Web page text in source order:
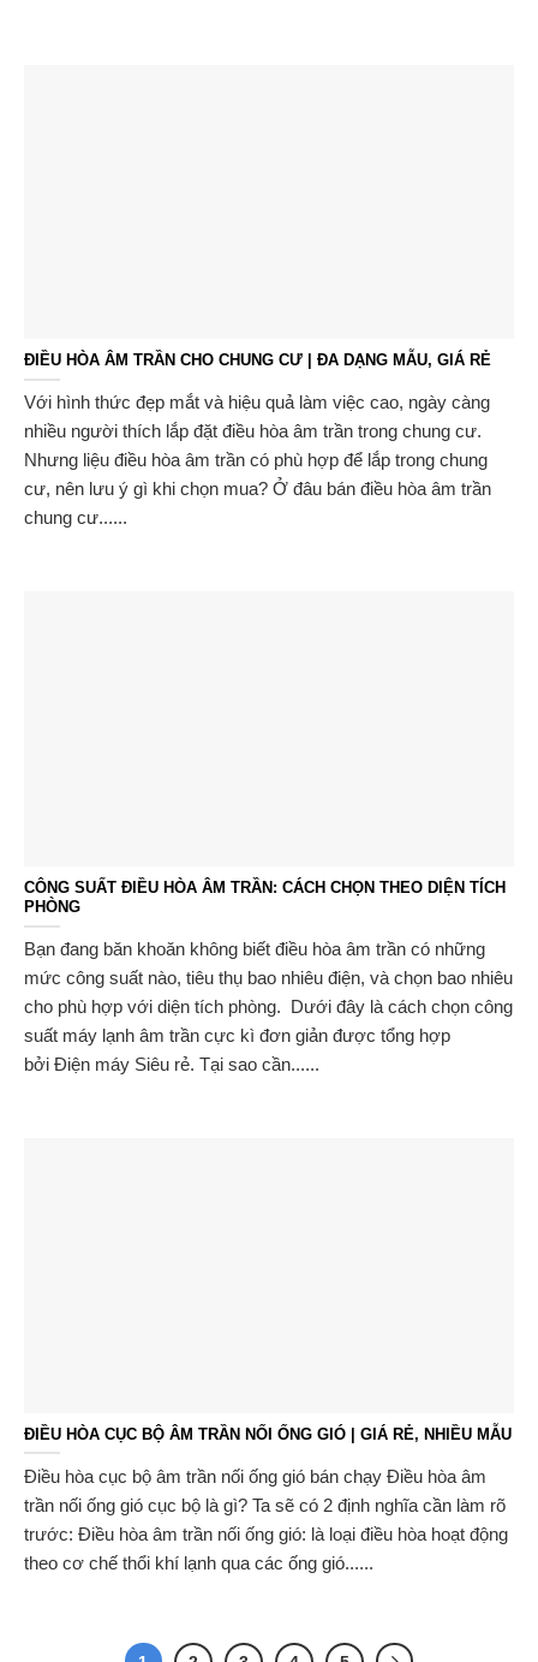
ĐIỀU HÒA ÂM TRẦN CHO CHUNG CƯ | ĐA DẠNG MẪU, GIÁ RẺ
Với hình thức đẹp mắt và hiệu quả làm việc cao, ngày càng
nhiều người thích lắp đặt điều hòa âm trần trong chung cư.
Nhưng liệu điều hòa âm trần có phù hợp để lắp trong chung
cư, nên lưu ý gì khi chọn mua? Ở đâu bán điều hòa âm trần
chung cư......
CÔNG SUẤT ĐIỀU HÒA ÂM TRẦN: CÁCH CHỌN THEO DIỆN TÍCH
PHÒNG
Bạn đang băn khoăn không biết điều hòa âm trần có những
mức công suất nào, tiêu thụ bao nhiêu điện, và chọn bao nhiêu
cho phù hợp với diện tích phòng. Dưới đây là cách chọn công
suất máy lạnh âm trần cực kì đơn giản được tổng hợp
bởi Điện máy Siêu rẻ. Tại sao cần......
ĐIỀU HÒA CỤC BỘ ÂM TRẦN NỐI ỐNG GIÓ | GIÁ RẺ, NHIỀU MẪU
Điều hòa cục bộ âm trần nối ống gió bán chạy Điều hòa âm
trần nối ống gió cục bộ là gì? Ta sẽ có 2 định nghĩa cần làm rõ
trước: Điều hòa âm trần nối ống gió: là loại điều hòa hoạt động
theo cơ chế thổi khí lạnh qua các ống gió......